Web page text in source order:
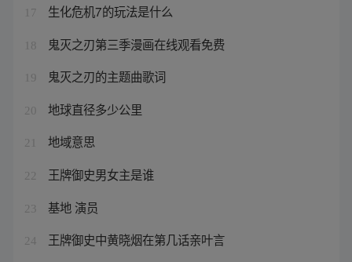
17 生化危机7的玩法是什么
18 鬼灭之刃第三季漫画在线观看免费
19 鬼灭之刃的主题曲歌词
20 地球直径多少公里
21 地域意思
22 王牌御史男女主是谁
23 基地 演员
24 王牌御史中黄晓烟在第几话亲叶言